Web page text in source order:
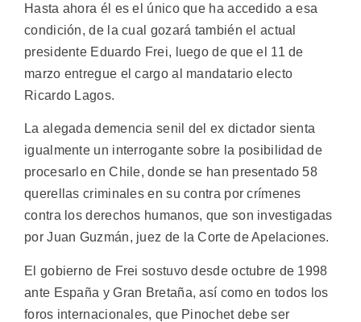
Hasta ahora él es el único que ha accedido a esa
condición, de la cual gozará también el actual
presidente Eduardo Frei, luego de que el 11 de
marzo entregue el cargo al mandatario electo
Ricardo Lagos.
La alegada demencia senil del ex dictador sienta
igualmente un interrogante sobre la posibilidad de
procesarlo en Chile, donde se han presentado 58
querellas criminales en su contra por crímenes
contra los derechos humanos, que son investigadas
por Juan Guzmán, juez de la Corte de Apelaciones.
El gobierno de Frei sostuvo desde octubre de 1998
ante España y Gran Bretaña, así como en todos los
foros internacionales, que Pinochet debe ser